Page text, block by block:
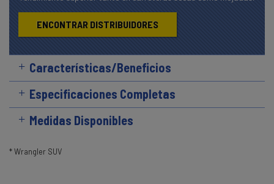
ENCONTRAR DISTRIBUIDORES
Características/Beneficios
Especificaciones Completas
Medidas Disponibles
* Wrangler SUV